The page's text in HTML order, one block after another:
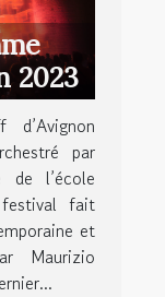
2023
par
de l’école
festival fait
et
Maurizio